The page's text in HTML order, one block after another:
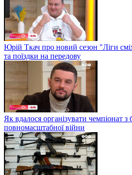
Юрій Ткач про новий сезон "Ліги
та поїздки на передову
Як вдалося організувати чемпіонат
повномасштабної війни